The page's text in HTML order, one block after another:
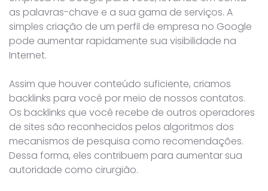
as palavras-chave e a sua gama de serviços. A
simples criação de um perfil de empresa no Google
pode aumentar rapidamente sua visibilidade na
Internet.
Assim que houver conteúdo suficiente, criamos
backlinks para você por meio de nossos contatos.
Os backlinks que você recebe de outros operadores
de sites são reconhecidos pelos algoritmos dos
mecanismos de pesquisa como recomendações.
Dessa forma, eles contribuem para aumentar sua
autoridade como cirurgião.